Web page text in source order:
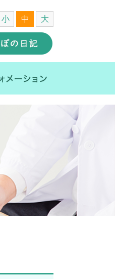
小 中 大
ついて インフォメーシ